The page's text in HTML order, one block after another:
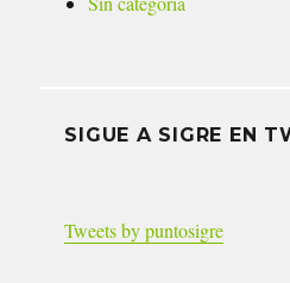
SIGUE A SIGRE EN
Tweets by puntosigre